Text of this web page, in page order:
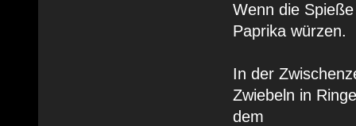
Wenn die
Paprika würzen.
In der
Zwiebeln in
dem